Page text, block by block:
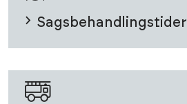
Sagsbehandlingstider